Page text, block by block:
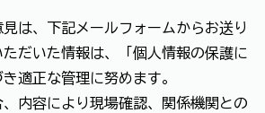
は、下記メールフォームからお送り
だいた情報は、「個人情報の保護に
適正な管理に努めます。
内容により現場確認、関係機関との